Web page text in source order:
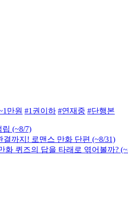
만원 #1권이하 #연재중 #단행본
립 (~8/7)
까지! 로맨스 만화 단편 (~8/31)
화 퀴즈의 답을 타래로 엮어볼까?